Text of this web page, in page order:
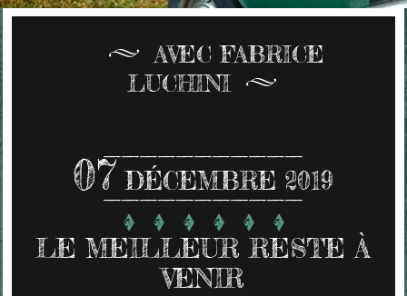
AVEC FABRICE
LUCHINI
07 DÉCEMBRE 2019
LE MEILLEUR RESTE À
VENIR